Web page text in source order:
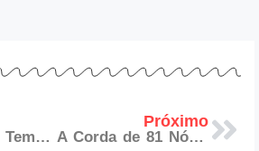
O Guarda do Templo: O Sentinela da Maçonaria
Próximo
A Corda de 81 Nós: O Laço Simbólico da Maçonaria